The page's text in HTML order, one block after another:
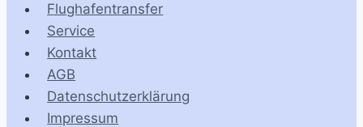
Flughafentransfer
Service
Kontakt
AGB
Datenschutzerklärung
Impressum